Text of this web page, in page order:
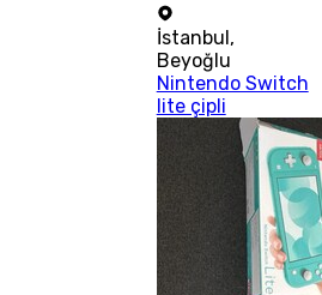
İstanbul,
Beyoğlu
Nintendo Switch
lite çipli